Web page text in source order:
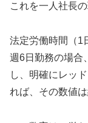
これを一人社長
法定労働時間（1
週6日勤務の場合
し、明確にレッ
れば、その数値